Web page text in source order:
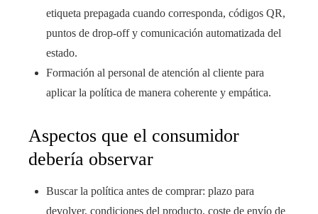
etiqueta prepagada cuando corresponda, códigos QR,
puntos de drop-off y comunicación automatizada del
estado.
Formación al personal de atención al cliente para
aplicar la política de manera coherente y empática.
Aspectos que el consumidor
debería observar
Buscar la política antes de comprar: plazo para
devolver, condiciones del producto, coste de envío de